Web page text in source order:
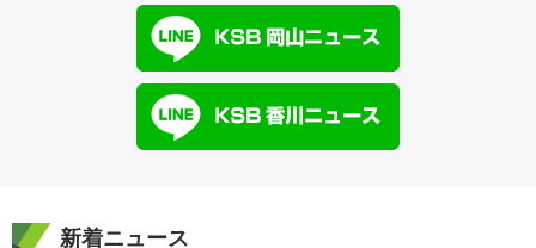
新着ニュース